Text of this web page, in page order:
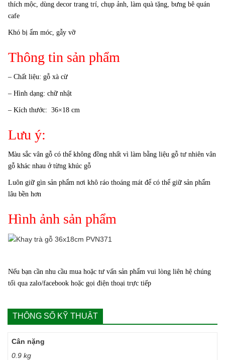
thích mộc, dùng decor trang trí, chụp ảnh, làm quà tặng, bưng bê quán
cafe
Khó bị ẩm móc, gẫy vỡ
Thông tin sản phẩm
– Chất liệu: gỗ xà cừ
– Hình dạng: chữ nhật
– Kích thước: 36×18 cm
Lưu ý:
Màu sắc vân gỗ có thể không đồng nhất vì làm bằng liệu gỗ tư nhiên vân
gỗ khác nhau ở từng khúc gỗ
Luôn giữ gìn sản phẩm nơi khô ráo thoáng mát để có thể giữ sản phẩm
lâu bền hơn
Hình ảnh sản phẩm
Nếu bạn cần nhu cầu mua hoặc tư vấn sản phẩm vui lòng liên hệ chúng
tối qua zalo/facebook hoặc gọi điện thoại trực tiếp
THÔNG SỐ KỸ THUẬT
Cân nặng
0.9 kg